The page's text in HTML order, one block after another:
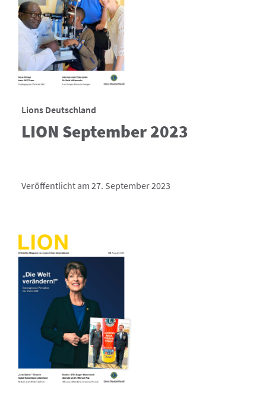
Lions Deutschland
LION September 2023
Veröffentlicht am 27. September 2023